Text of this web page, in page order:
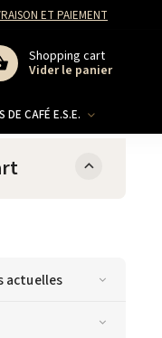
ET PAIEMENT
Shopping cart
Vider le panier
DE CAFÉ E.S.E.
actuelles